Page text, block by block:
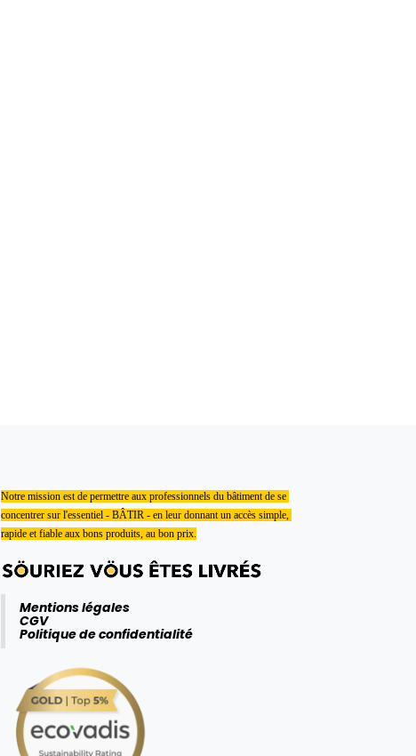
Notre mission est de permettre aux professionnels du bâtiment de se
concentrer sur l'essentiel - BÂTIR - en leur donnant un accès simple,
rapide et fiable aux bons produits, au bon prix.
Mentions légales
CGV
Politique de confidentialité